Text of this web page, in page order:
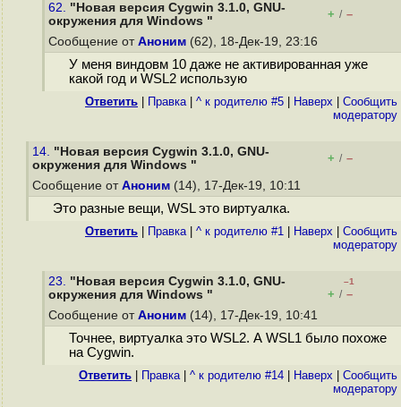
62. "Новая версия Cygwin 3.1.0, GNU-
окружения для Windows "
+ / –
Сообщение от Аноним (62), 18-Дек-19, 23:16
У меня виндовм 10 даже не активированная уже
какой год и WSL2 использую
Ответить Правка| ^ к родителю #5 Наверх
Cообщить
модератору
14. "Новая версия Cygwin 3.1.0, GNU-
окружения для Windows "
+ / –
Сообщение от Аноним (14), 17-Дек-19, 10:11
Это разные вещи, WSL это виртуалка.
Ответить Правка| ^ к родителю #1 Наверх
Cообщить
модератору
23. "Новая версия Cygwin 3.1.0, GNU-
окружения для Windows "
–1
+ / –
Сообщение от Аноним (14), 17-Дек-19, 10:41
Точнее, виртуалка это WSL2. А WSL1 было похоже
на Cygwin.
Ответить Правка| ^ к родителю #14 Наверх
Cообщить
модератору